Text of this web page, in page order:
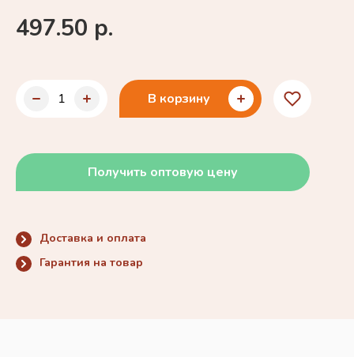
497.50 р.
В корзину
Получить оптовую цену
Доставка и оплата
Гарантия на товар